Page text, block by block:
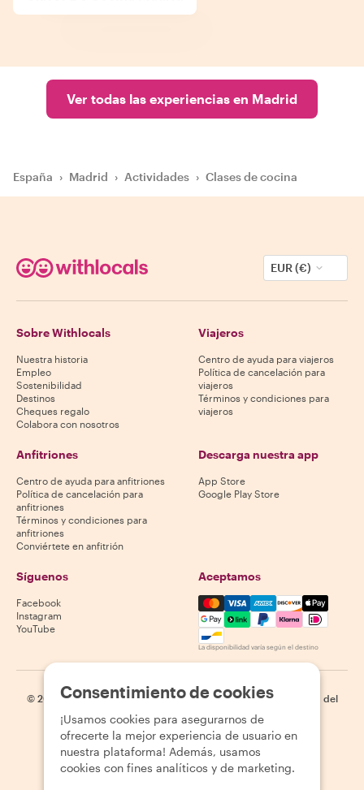
Ver todas las experiencias en Madrid
España › Madrid › Actividades › Clases de cocina
EUR (€)
Sobre Withlocals
Nuestra historia
Empleo
Sostenibilidad
Destinos
Cheques regalo
Colabora con nosotros
Viajeros
Centro de ayuda para viajeros
Política de cancelación para
viajeros
Términos y condiciones para
viajeros
Anfitriones
Centro de ayuda para anfitriones
Política de cancelación para
anfitriones
Términos y condiciones para
anfitriones
Conviértete en anfitrión
Descarga nuestra app
App Store
Google Play Store
Síguenos
Facebook
Instagram
YouTube
Aceptamos
Mastercard, Visa, Amex,
La disponibilidad varía según el destino
© 2026 Withlocals.com | Política de privacidad | Cookies
Mapa del
Consentimiento de cookies
¡Usamos cookies para asegurarnos de
ofrecerte la mejor experiencia de usuario en
nuestra plataforma! Además, usamos
cookies con fines analíticos y de marketing.